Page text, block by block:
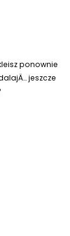
ponownie
jeszcze